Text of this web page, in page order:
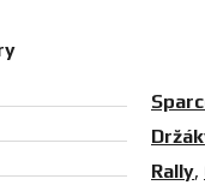
Rally,